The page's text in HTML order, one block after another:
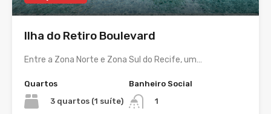
Ilha do Retiro Boulevard
Entre a Zona Norte e Zona Sul do Recife, um…
Quartos
3 quartos (1 suíte)
Banheiro Social
1